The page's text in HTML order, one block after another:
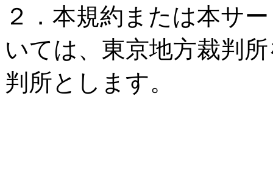
２．本規約または本サ
いては、東京地方裁判
判所とします。